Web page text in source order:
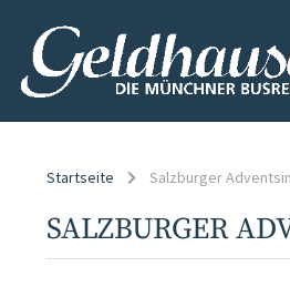
Startseite Salzburger
SALZBURGER